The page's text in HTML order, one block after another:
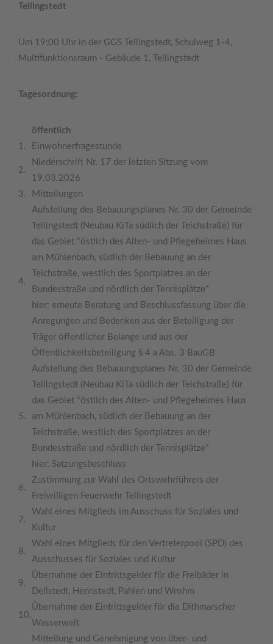
Tellingstedt
Um 19:00 Uhr in der GGS Tellingstedt, Schulweg 1-4,
Multifunktionsraum - Gebäude 1, Tellingstedt
Tagesordnung:
öffentlich
1.
Einwohnerfragestunde
2.
Niederschrift Nr. 17 der letzten Sitzung vom
19.03.2026
3.
Mitteilungen
4.
Aufstellung des Bebauungsplanes Nr. 30 der Gemeinde
Tellingstedt (Neubau KiTa südlich der Teichstraße) für
das Gebiet "östlich des Alten- und Pflegeheimes Haus
am Mühlenbach, südlich der Bebauung an der
Teichstraße, westlich des Sportplatzes an der
Bundesstraße und nördlich der Tennisplätze"
hier: erneute Beratung und Beschlussfassung über die
Anregungen und Bedenken aus der Beteiligung der
Träger öffentlicher Belange und aus der
Öffentlichkeitsbeteiligung § 4 a Abs. 3 BauGB
5.
Aufstellung des Bebauungsplanes Nr. 30 der Gemeinde
Tellingstedt (Neubau KiTa südlich der Teichstraße) für
das Gebiet "östlich des Alten- und Pflegeheimes Haus
am Mühlenbach, südlich der Bebauung an der
Teichstraße, westlich des Sportplatzes an der
Bundesstraße und nördlich der Tennisplätze"
hier: Satzungsbeschluss
6.
Zustimmung zur Wahl des Ortswehrführers der
Freiwilligen Feuerwehr Tellingstedt
7.
Wahl eines Mitglieds im Ausschuss für Soziales und
Kultur
8.
Wahl eines Mitglieds für den Vertreterpool (SPD) des
Ausschusses für Soziales und Kultur
9.
Übernahme der Eintrittsgelder für die Freibäder in
Dellstedt, Hennstedt, Pahlen und Wrohm
10.
Übernahme der Eintrittsgelder für die Dithmarscher
Wasserwelt
Mitteilung und Genehmigung von über- und